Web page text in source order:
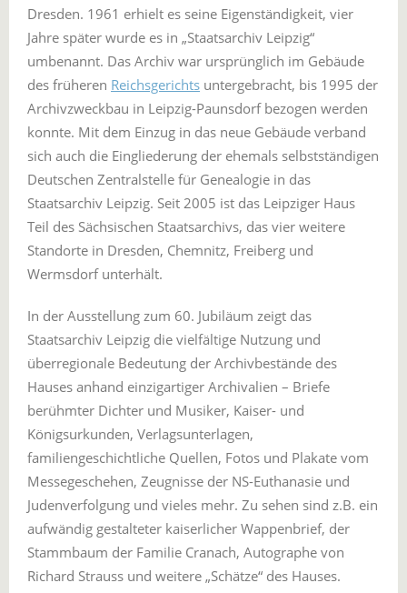
Dresden. 1961 erhielt es seine Eigenständigkeit, vier
Jahre später wurde es in „Staatsarchiv Leipzig“
umbenannt. Das Archiv war ursprünglich im Gebäude
des früheren Reichsgerichts untergebracht, bis 1995 der
Archivzweckbau in Leipzig-Paunsdorf bezogen werden
konnte. Mit dem Einzug in das neue Gebäude verband
sich auch die Eingliederung der ehemals selbstständigen
Deutschen Zentralstelle für Genealogie in das
Staatsarchiv Leipzig. Seit 2005 ist das Leipziger Haus
Teil des Sächsischen Staatsarchivs, das vier weitere
Standorte in Dresden, Chemnitz, Freiberg und
Wermsdorf unterhält.
In der Ausstellung zum 60. Jubiläum zeigt das
Staatsarchiv Leipzig die vielfältige Nutzung und
überregionale Bedeutung der Archivbestände des
Hauses anhand einzigartiger Archivalien – Briefe
berühmter Dichter und Musiker, Kaiser- und
Königsurkunden, Verlagsunterlagen,
familiengeschichtliche Quellen, Fotos und Plakate vom
Messegeschehen, Zeugnisse der NS-Euthanasie und
Judenverfolgung und vieles mehr. Zu sehen sind z.B. ein
aufwändig gestalteter kaiserlicher Wappenbrief, der
Stammbaum der Familie Cranach, Autographe von
Richard Strauss und weitere „Schätze“ des Hauses.